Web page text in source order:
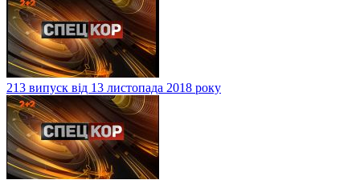
213 випуск від 13 листопада 2018 року